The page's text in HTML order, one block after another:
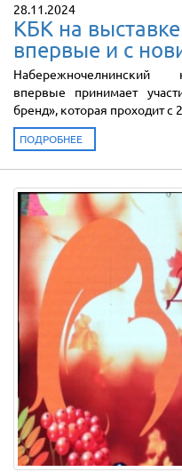
28.11.2024
КБК на
впервые и с
Набережночелнинский
впервые принимает
бренд», которая проходит с
ПОДРОБНЕЕ